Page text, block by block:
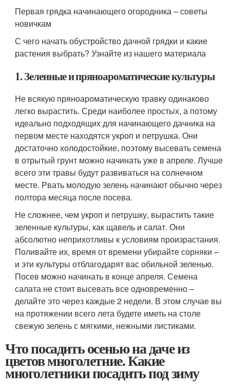
Первая грядка начинающего огородника – советы
новичкам
С чего начать обустройство дачной грядки и какие
растения выбрать? Узнайте из нашего материала
1. Зеленные и пряноароматические культуры
Не всякую пряноароматическую травку одинаково
легко вырастить. Среди наиболее простых, а потому
идеально подходящих для начинающего дачника на
первом месте находятся укроп и петрушка. Они
достаточно холодостойкие, поэтому высевать семена
в отрытый грунт можно начинать уже в апреле. Лучше
всего эти травы будут развиваться на солнечном
месте. Рвать молодую зелень начинают обычно через
полтора месяца после посева.
Не сложнее, чем укроп и петрушку, вырастить такие
зеленные культуры, как щавель и салат. Они
абсолютно неприхотливы к условиям произрастания.
Поливайте их, время от времени убирайте сорняки –
и эти культуры отблагодарят вас обильной зеленью.
Посев можно начинать в конце апреля. Семена
салата не стоит высевать все одновременно –
делайте это через каждые 2 недели. В этом случае вы
на протяжении всего лета будете иметь на столе
свежую зелень с мягкими, нежными листиками.
Что посадить осенью на даче из
цветов многолетние. Какие
многолетники посадить под зиму